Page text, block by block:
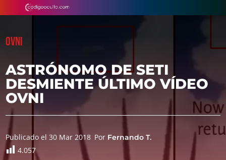
OVNI
ASTRÓNOMO DE SETI
DESMIENTE ÚLTIMO VÍDEO
OVNI
Publicado el 30 Mar 2018 Por Fernando T.
4.057